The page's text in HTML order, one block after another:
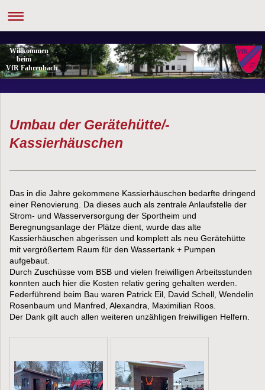
Willkommen
beim
VfR Fahrenbach
Umbau der Gerätehütte/-
Kassierhäuschen
Das in die Jahre gekommene Kassierhäuschen bedarfte dringend
einer Renovierung. Da dieses auch als zentrale Anlaufstelle der
Strom- und Wasserversorgung der Sportheim und
Beregnungsanlage der Plätze dient, wurde das alte
Kassierhäuschen abgerissen und komplett als neu Gerätehütte
mit vergrößertem Raum für den Wassertank + Pumpen
aufgebaut.
Durch Zuschüsse vom BSB und vielen freiwilligen Arbeitsstunden
konnten auch hier die Kosten relativ gering gehalten werden.
Federführend beim Bau waren Patrick Eil, David Schell, Wendelin
Rosenbaum und Manfred, Alexandra, Maximilian Roos.
Der Dank gilt auch allen weiteren unzähligen freiwilligen Helfern.